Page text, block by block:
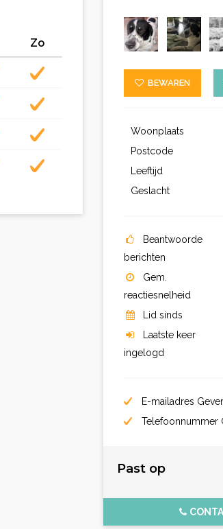
Zo
BEWAREN
Woonplaats
Postcode
Leeftijd
Geslacht
Beantwoorde
berichten
Gem.
reactiesnelheid
Lid sinds
Laatste keer
ingelogd
E-mailadres
Telefoonnummer
Past op